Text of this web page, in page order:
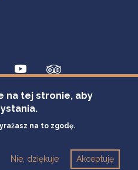
na tej stronie, aby
na to zgodę.
Akceptuję
Nie, dziękuje